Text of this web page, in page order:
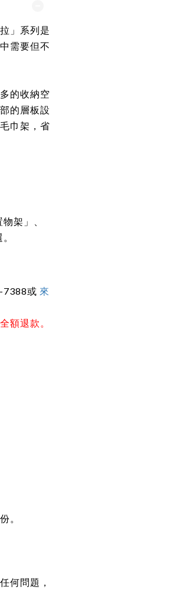
」系列是
需要但不
的收納空
的層板設
巾架，省
架」、
7388或 來
額退款。
。
何問題，